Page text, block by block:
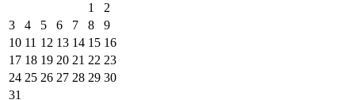
1
2
3
4 5 6 7 8
9
10 11 12 13 14 15 16
17 18 19 20 21 22 23
24 25 26 27 28 29 30
31